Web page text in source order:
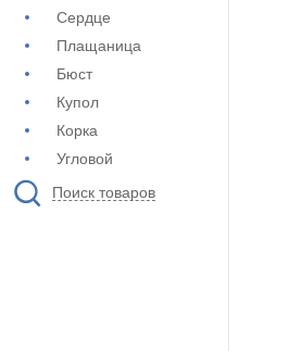
Сердце
Плащаница
Бюст
Купол
Корка
Угловой
Поиск товаров